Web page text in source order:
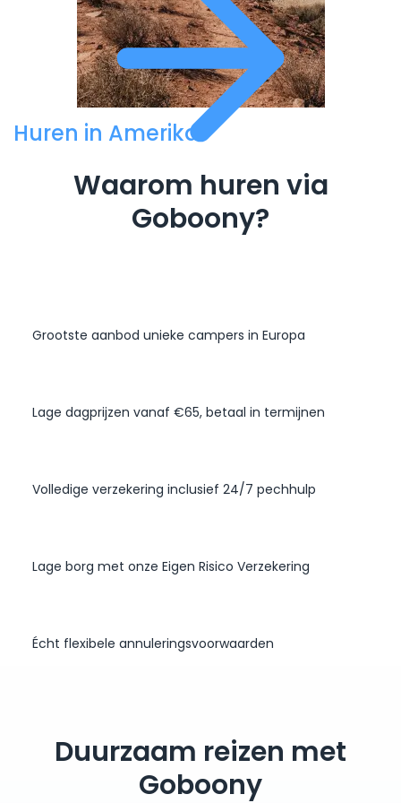
Huren in Amerika
Waarom huren via
Goboony?
Grootste aanbod unieke campers in Europa
Lage dagprijzen vanaf €65, betaal in termijnen
Volledige verzekering inclusief 24/7 pechhulp
Lage borg met onze Eigen Risico Verzekering
Écht flexibele annuleringsvoorwaarden
Duurzaam reizen met
Goboony